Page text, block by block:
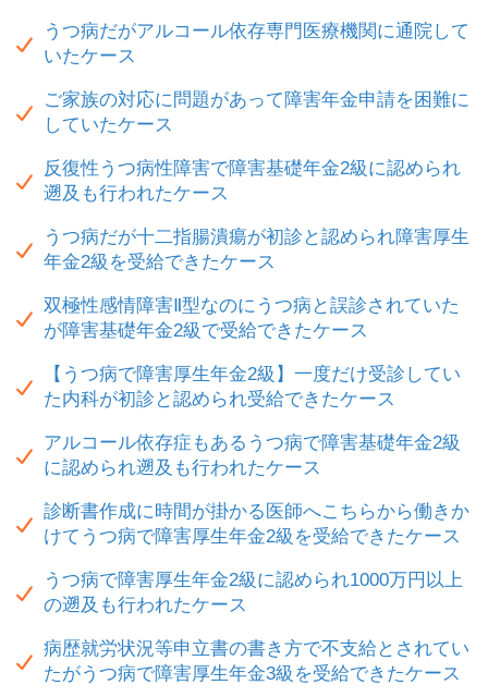
うつ病だがアルコール依存専門医療機関に通院して
いたケース
ご家族の対応に問題があって障害年金申請を困難に
していたケース
反復性うつ病性障害で障害基礎年金2級に認められ
遡及も行われたケース
うつ病だが十二指腸潰瘍が初診と認められ障害厚生
年金2級を受給できたケース
双極性感情障害Ⅱ型なのにうつ病と誤診されていた
が障害基礎年金2級で受給できたケース
【うつ病で障害厚生年金2級】一度だけ受診してい
た内科が初診と認められ受給できたケース
アルコール依存症もあるうつ病で障害基礎年金2級
に認められ遡及も行われたケース
診断書作成に時間が掛かる医師へこちらから働きか
けてうつ病で障害厚生年金2級を受給できたケース
うつ病で障害厚生年金2級に認められ1000万円以上
の遡及も行われたケース
病歴就労状況等申立書の書き方で不支給とされてい
たがうつ病で障害厚生年金3級を受給できたケース